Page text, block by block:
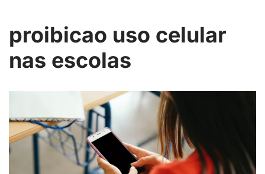
proibicao uso celular
nas escolas